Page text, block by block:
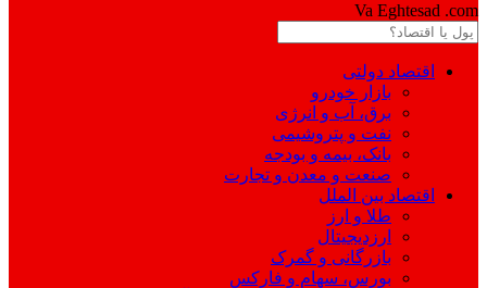
Va Eghtesad .com
اقتصاد دولتی
بازار خودرو
برق، آب و انرژی
نفت و پتروشیمی
بانک، بیمه و بودجه
صنعت و معدن و تجارت
اقتصاد بین الملل
طلا و ارز
ارزدیجیتال
بازرگانی و گمرک
بورس، سهام و فارکس